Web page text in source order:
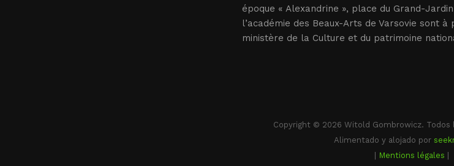
époque « Alexandrine », place du Grand-
l’académie des Beaux-Arts de Varsovie sont
ministère de la Culture et du patrimoine
Copyright © 2026 Witold Gombrowicz. Todos
Alimentado y alojado por
Mentions légales